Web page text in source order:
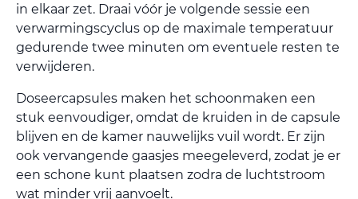
in elkaar zet. Draai vóór je volgende sessie een
verwarmingscyclus op de maximale temperatuur
gedurende twee minuten om eventuele resten te
verwijderen.
Doseercapsules maken het schoonmaken een
stuk eenvoudiger, omdat de kruiden in de capsule
blijven en de kamer nauwelijks vuil wordt. Er zijn
ook vervangende gaasjes meegeleverd, zodat je er
een schone kunt plaatsen zodra de luchtstroom
wat minder vrij aanvoelt.